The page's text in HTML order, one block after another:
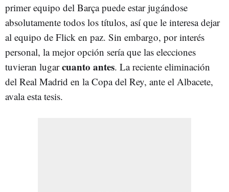
primer equipo del Barça puede estar jugándose
absolutamente todos los títulos, así que le interesa dejar
al equipo de Flick en paz. Sin embargo, por interés
personal, la mejor opción sería que las elecciones
tuvieran lugarcuanto antes. La reciente eliminación
del Real Madrid en la Copa del Rey, ante el Albacete,
avala esta tesis.